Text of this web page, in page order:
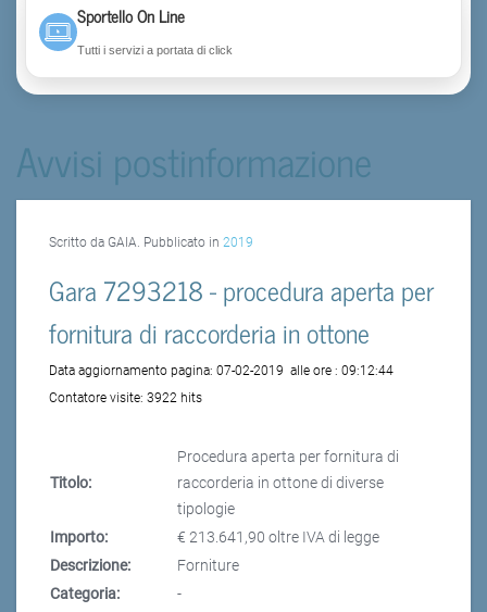
Sportello On Line
Tutti i servizi a portata di click
Avvisi postinformazione
Scritto da GAIA. Pubblicato in 2019
Gara 7293218 - procedura aperta per
fornitura di raccorderia in ottone
Data aggiornamento pagina: 07-02-2019 alle ore : 09:12:44
Contatore visite: 3922 hits
Titolo:
Procedura aperta per fornitura di
raccorderia in ottone di diverse
tipologie
Importo:
€ 213.641,90 oltre IVA di legge
Descrizione:
Forniture
Categoria:
-